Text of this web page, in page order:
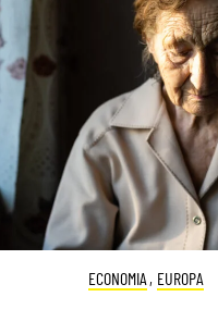
ECONOMIA , EUROPA